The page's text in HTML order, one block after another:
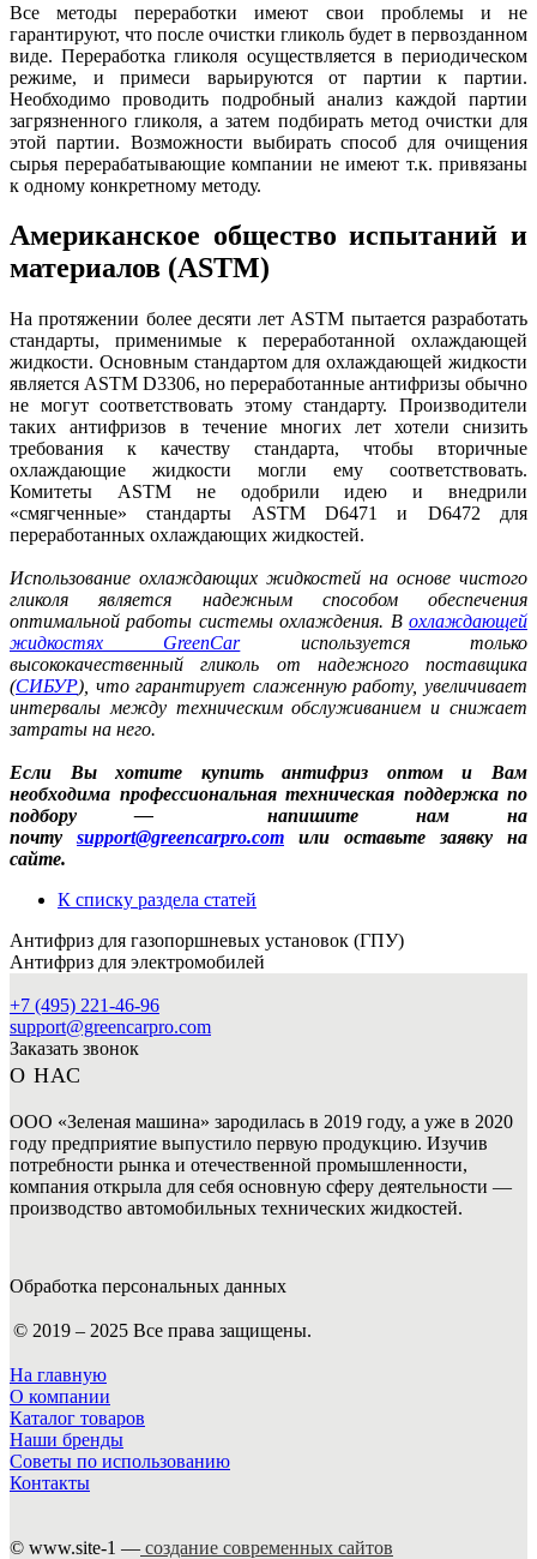
Все методы переработки имеют свои проблемы и не
гарантируют, что после очистки гликоль будет в первозданном
виде. Переработка гликоля осуществляется в периодическом
режиме, и примеси варьируются от партии к партии.
Необходимо проводить подробный анализ каждой партии
загрязненного гликоля, а затем подбирать метод очистки для
этой партии. Возможности выбирать способ для очищения
сырья перерабатывающие компании не имеют т.к. привязаны
к одному конкретному методу.
Американское общество испытаний и
материалов (ASTM)
На протяжении более десяти лет ASTM пытается разработать
стандарты, применимые к переработанной охлаждающей
жидкости. Основным стандартом для охлаждающей жидкости
является ASTM D3306, но переработанные антифризы обычно
не могут соответствовать этому стандарту. Производители
таких антифризов в течение многих лет хотели снизить
требования к качеству стандарта, чтобы вторичные
охлаждающие жидкости могли ему соответствовать.
Комитеты ASTM не одобрили идею и внедрили
«смягченные» стандарты ASTM D6471 и D6472 для
переработанных охлаждающих жидкостей.
Использование охлаждающих жидкостей на основе чистого
гликоля является надежным способом обеспечения
оптимальной работы системы охлаждения. В охлаждающей
жидкостях GreenCarиспользуется только
высококачественный гликоль от надежного поставщика
(СИБУР) , что гарантирует слаженную работу, увеличивает
интервалы между техническим обслуживанием и снижает
затраты на него.
Если Вы хотите купить антифриз оптом и Вам
необходима профессиональная техническая поддержка по
подбору — напишите нам на
почту support@greencarpro.com или оставьте заявку на
сайте.
К списку раздела статей
Антифриз для газопоршневых установок (ГПУ)
Антифриз для электромобилей
+7 (495) 221-46-96
support@greencarpro.com
Заказать звонок
О НАС
ООО «Зеленая машина» зародилась в 2019 году, а уже в 2020
году предприятие выпустило первую продукцию. Изучив
потребности рынка и отечественной промышленности,
компания открыла для себя основную сферу деятельности —
производство автомобильных технических жидкостей.
Обработка персональных данных
© 2019 – 2025 Все права защищены.
На главную
О компании
Каталог товаров
Наши бренды
Советы по использованию
Контакты
© www.site-1 — создание современных сайтов